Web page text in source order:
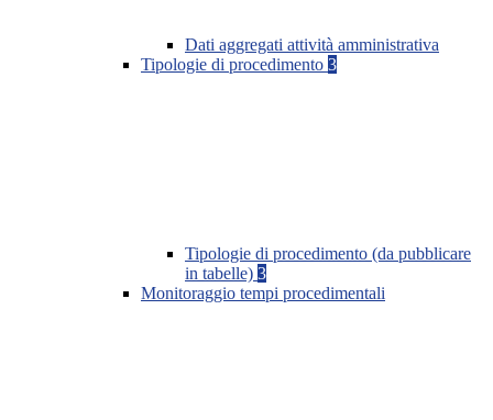
Dati aggregati attività amministrativa
Tipologie di procedimento 3
Tipologie di procedimento (da pubblicare
in tabelle) 3
Monitoraggio tempi procedimentali